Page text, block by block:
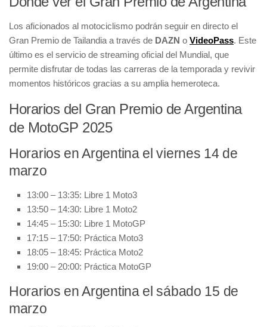
Los aficionados al motociclismo podrán seguir en directo el
Gran Premio de Tailandia a través de DAZN o VideoPass. Este
último es el servicio de streaming oficial del Mundial, que
permite disfrutar de todas las carreras de la temporada y revivir
momentos históricos gracias a su amplia hemeroteca.
Horarios del Gran Premio de Argentina
de MotoGP 2025
Horarios en Argentina el viernes 14 de
marzo
13:00 – 13:35: Libre 1 Moto3
13:50 – 14:30: Libre 1 Moto2
14:45 – 15:30: Libre 1 MotoGP
17:15 – 17:50: Práctica Moto3
18:05 – 18:45: Práctica Moto2
19:00 – 20:00: Práctica MotoGP
Horarios en Argentina el sábado 15 de
marzo